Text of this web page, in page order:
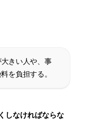
きい人や、事
を負担する。
しなければならな